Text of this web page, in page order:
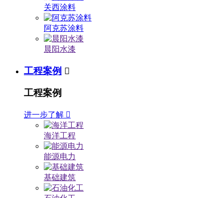
关西涂料
阿克苏涂料
晨阳水漆
工程案例 
工程案例
进一步了解 
海洋工程
能源电力
基础建筑